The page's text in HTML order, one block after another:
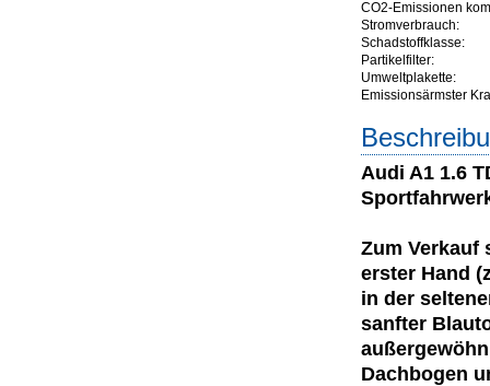
CO2-Emissionen
Stromverbrauch:
Schadstoffklasse:
Partikelfilter:
Umweltplakette:
Emissionsärmster
Audi A1 1.6
Zum Verkauf
erster Hand
in der
sanfter
Dachbogen